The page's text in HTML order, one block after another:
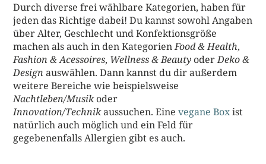
Durch diverse frei wählbare Kategorien, haben für
jeden das Richtige dabei! Du kannst sowohl Angaben
über Alter, Geschlecht und Konfektionsgröße
machen als auch in den KategorienFood & Health,
Fashion & Acessoires, Wellness & Beauty oderDeko &
Design auswählen. Dann kannst du dir außerdem
weitere Bereiche wie beispielsweise
Nachtleben/Musikoder
Innovation/Technikaussuchen. Einevegane Boxist
natürlich auch möglich und ein Feld für
gegebenenfalls Allergien gibt es auch.